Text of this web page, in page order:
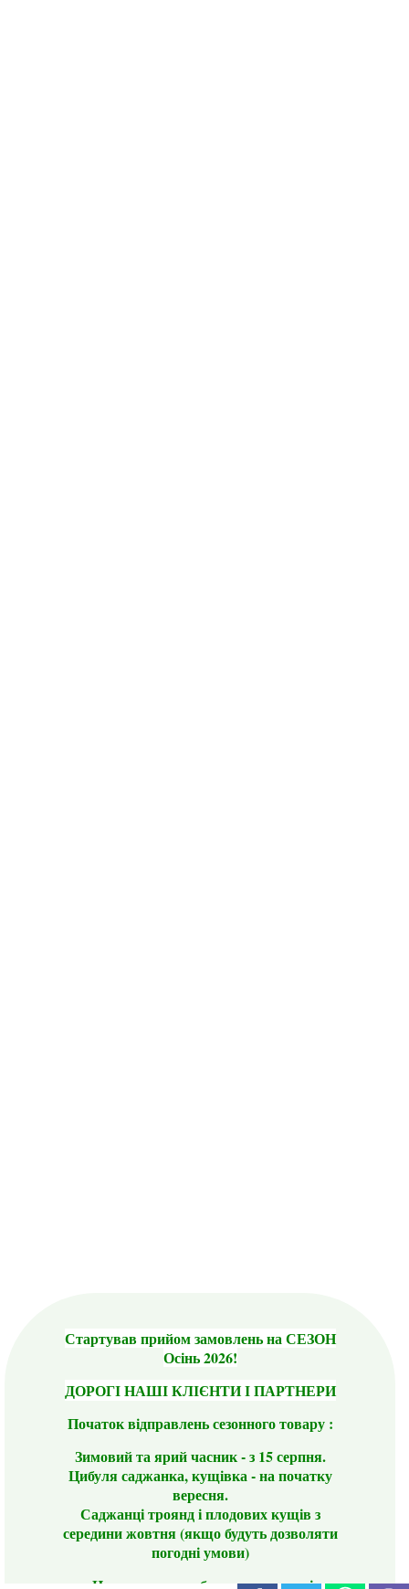
Стартував прийом замовлень на СЕЗОН
Осінь 2026!
ДОРОГІ НАШІ КЛІЄНТИ І ПАРТНЕРИ
Початок відправлень сезонного товару :
Зимовий та ярий часник - з 15 серпня.
Цибуля саджанка, кущівка - на початку
вересня.
Саджанці троянд і плодових кущів з
середини жовтня (якщо будуть дозволяти
погодні умови)